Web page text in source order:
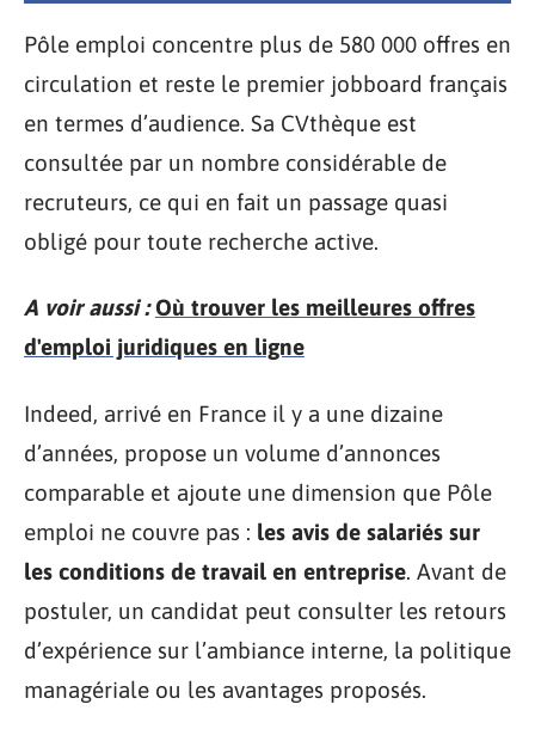
Pôle emploi concentre plus de 580 000 offres en
circulation et reste le premier jobboard français
en termes d’audience. Sa CVthèque est
consultée par un nombre considérable de
recruteurs, ce qui en fait un passage quasi
obligé pour toute recherche active.
A voir aussi : Où trouver les meilleures offres
d'emploi juridiques en ligne
Indeed, arrivé en France il y a une dizaine
d’années, propose un volume d’annonces
comparable et ajoute une dimension que Pôle
emploi ne couvre pas : les avis de salariés sur
les conditions de travail en entreprise. Avant de
postuler, un candidat peut consulter les retours
d’expérience sur l’ambiance interne, la politique
managériale ou les avantages proposés.